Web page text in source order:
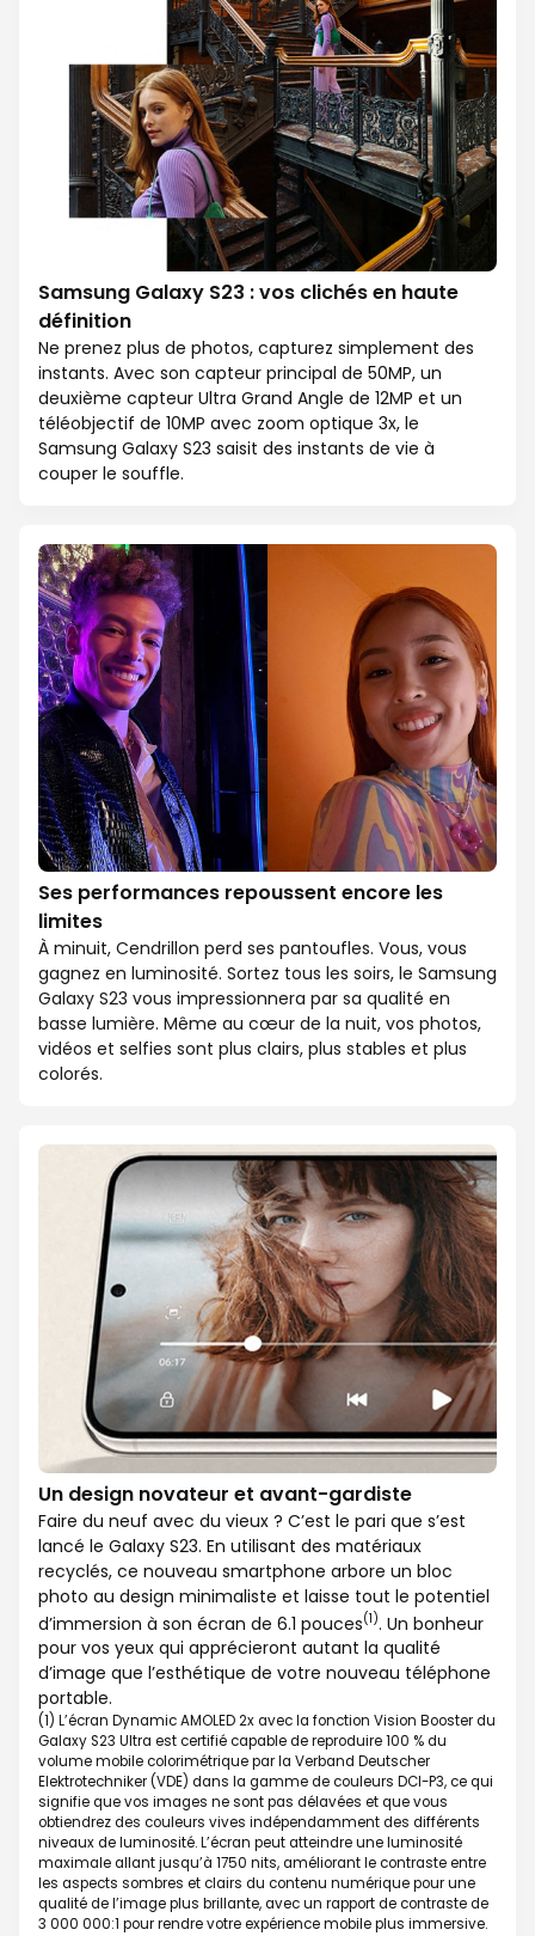
Samsung Galaxy S23 : vos clichés en haute
définition
Ne prenez plus de photos, capturez simplement des
instants. Avec son capteur principal de 50MP, un
deuxième capteur Ultra Grand Angle de 12MP et un
téléobjectif de 10MP avec zoom optique 3x, le
Samsung Galaxy S23 saisit des instants de vie à
couper le souffle.
Ses performances repoussent encore les
limites
À minuit, Cendrillon perd ses pantoufles. Vous, vous
gagnez en luminosité. Sortez tous les soirs, le Samsung
Galaxy S23 vous impressionnera par sa qualité en
basse lumière. Même au cœur de la nuit, vos photos,
vidéos et selfies sont plus clairs, plus stables et plus
colorés.
Un design novateur et avant-gardiste
Faire du neuf avec du vieux ? C’est le pari que s’est
lancé le Galaxy S23. En utilisant des matériaux
recyclés, ce nouveau smartphone arbore un bloc
photo au design minimaliste et laisse tout le potentiel
d’immersion à son écran de 6.1 pouces(1). Un bonheur
pour vos yeux qui apprécieront autant la qualité
d’image que l’esthétique de votre nouveau téléphone
portable.
(1) L’écran Dynamic AMOLED 2x avec la fonction Vision Booster du
Galaxy S23 Ultra est certifié capable de reproduire 100 % du
volume mobile colorimétrique par la Verband Deutscher
Elektrotechniker (VDE) dans la gamme de couleurs DCI-P3, ce qui
signifie que vos images ne sont pas délavées et que vous
obtiendrez des couleurs vives indépendamment des différents
niveaux de luminosité. L’écran peut atteindre une luminosité
maximale allant jusqu’à 1750 nits, améliorant le contraste entre
les aspects sombres et clairs du contenu numérique pour une
qualité de l’image plus brillante, avec un rapport de contraste de
3 000 000:1 pour rendre votre expérience mobile plus immersive.